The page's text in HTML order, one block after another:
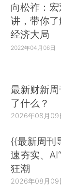
向松祚：
讲，带你
经济大局
2022年04月06日
最新财新
了什么？
2026年08月09
{{最新周刊
速夯实、
狂潮
2026年08月09